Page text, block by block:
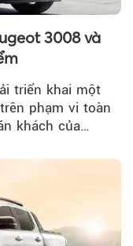
3008 và
triển khai một
phạm vi toàn
khách của